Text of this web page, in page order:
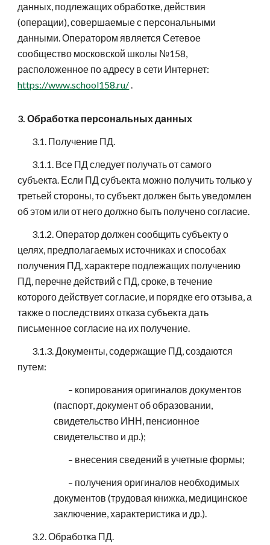
данных, подлежащих обработке, действия
(операции), совершаемые с персональными
данными. Оператором является Сетевое
сообщество московской школы №158,
расположенное по адресу в сети Интернет:
https://www.school158.ru/.
3. Обработка персональных данных
3.1. Получение ПД.
3.1.1. Все ПД следует получать от самого
субъекта. Если ПД субъекта можно получить только у
третьей стороны, то субъект должен быть уведомлен
об этом или от него должно быть получено согласие.
3.1.2. Оператор должен сообщить субъекту о
целях, предполагаемых источниках и способах
получения ПД, характере подлежащих получению
ПД, перечне действий с ПД, сроке, в течение
которого действует согласие, и порядке его отзыва, а
также о последствиях отказа субъекта дать
письменное согласие на их получение.
3.1.3. Документы, содержащие ПД, создаются
путем:
– копирования оригиналов документов
(паспорт, документ об образовании,
свидетельство ИНН, пенсионное
свидетельство и др.);
– внесения сведений в учетные формы;
– получения оригиналов необходимых
документов (трудовая книжка, медицинское
заключение, характеристика и др.).
3.2. Обработка ПД.